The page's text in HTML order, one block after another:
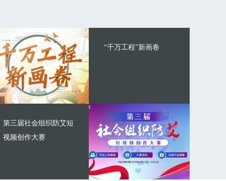
“千万工程”新画卷
第三届社会组织防艾短
视频创作大赛